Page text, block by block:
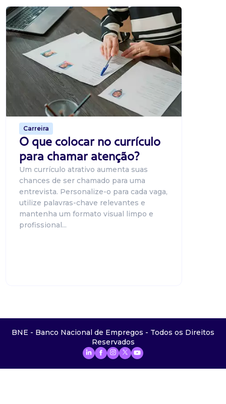
Carreira
O que colocar no currículo
para chamar atenção?
Um currículo atrativo aumenta suas
chances de ser chamado para uma
entrevista. Personalize-o para cada vaga,
utilize palavras-chave relevantes e
mantenha um formato visual limpo e
profissional...
BNE - Banco Nacional de Empregos - Todos os Direitos
Reservados